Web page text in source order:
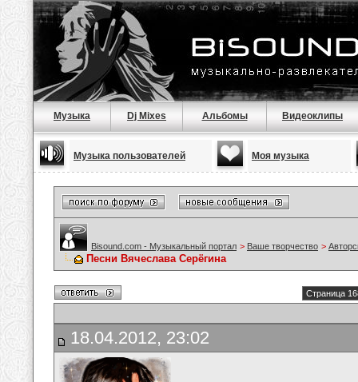
Музыка Dj Mixes Альбомы Видеоклипы
Музыка пользователей Моя музыка
Bisound.com - Музыкальный портал > Ваше творчество >
Песни Вячеслава Серёгина
Страница
18.04.2012, 23:02